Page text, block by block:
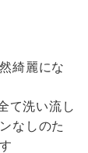
綺麗にな
て洗い流し
なしのた